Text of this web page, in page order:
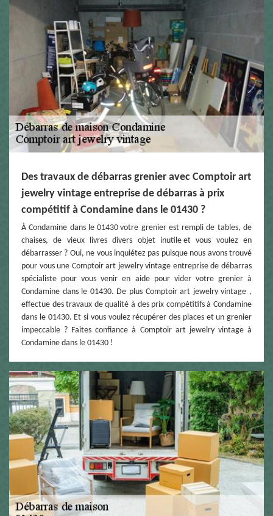
Des travaux de débarras grenier avec Comptoir art
jewelry vintage entreprise de débarras à prix
compétitif à Condamine dans le 01430 ?
À Condamine dans le 01430 votre grenier est rempli de tables, de
chaises, de vieux livres divers objet inutile et vous voulez en
débarrasser ? Oui, ne vous inquiétez pas puisque nous avons trouvé
pour vous une Comptoir art jewelry vintage entreprise de débarras
spécialiste pour vous venir en aide pour vider votre grenier à
Condamine dans le 01430. De plus Comptoir art jewelry vintage ,
effectue des travaux de qualité à des prix compétitifs à Condamine
dans le 01430. Et si vous voulez récupérer des places et un grenier
impeccable ? Faites confiance à Comptoir art jewelry vintage à
Condamine dans le 01430 !